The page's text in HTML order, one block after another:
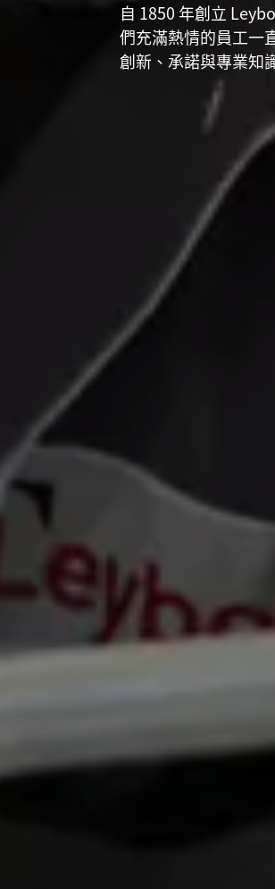
自 1850 年創立
們充滿熱情的員工一
創新、承諾與專業知